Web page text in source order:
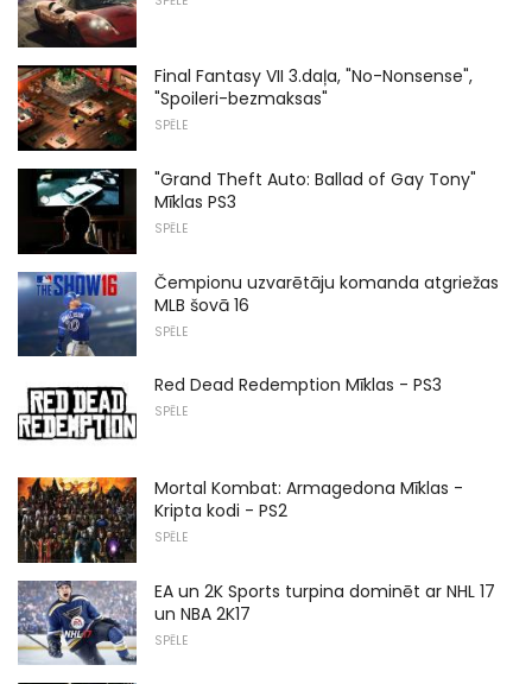
Final Fantasy VII 3.daļa, "No-Nonsense",
"Spoileri-bezmaksas"
SPĒLE
"Grand Theft Auto: Ballad of Gay Tony"
Mīklas PS3
SPĒLE
Čempionu uzvarētāju komanda atgriežas
MLB šovā 16
SPĒLE
Red Dead Redemption Mīklas - PS3
SPĒLE
Mortal Kombat: Armagedona Mīklas -
Kripta kodi - PS2
SPĒLE
EA un 2K Sports turpina dominēt ar NHL 17
un NBA 2K17
SPĒLE